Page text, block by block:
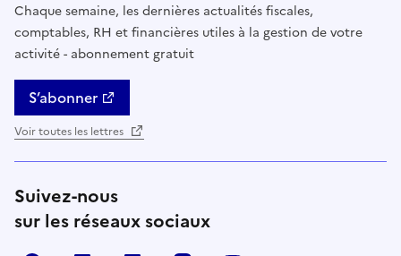
Chaque semaine, les dernières actualités fiscales,
comptables, RH et financières utiles à la gestion de votre
activité - abonnement gratuit
S’abonner
Voir toutes les lettres
Suivez-nous
sur les réseaux sociaux